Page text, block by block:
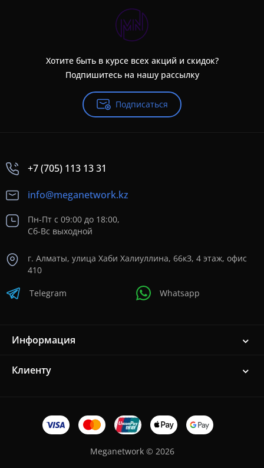
Хотите быть в курсе всех акций и скидок?
Подпишитесь на нашу рассылку
Подписаться
+7 (705) 113 13 31
info@meganetwork.kz
Пн-Пт с 09:00 до 18:00,
Сб-Вс выходной
г. Алматы, улица Хаби Халиуллина, 66кЗ, 4 этаж, офис
410
Telegram Whatsapp
Информация
Клиенту
Meganetwork © 2026